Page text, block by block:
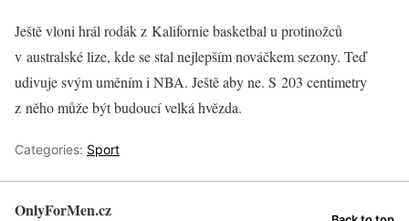
Ještě vloni hrál rodák z Kalifornie basketbal u protinožců
v australské lize, kde se stal nejlepším nováčkem sezony. Teď
udivuje svým uměním i NBA. Ještě aby ne. S 203 centimetry
z něho může být budoucí velká hvězda.
Categories: Sport
OnlyForMen.cz